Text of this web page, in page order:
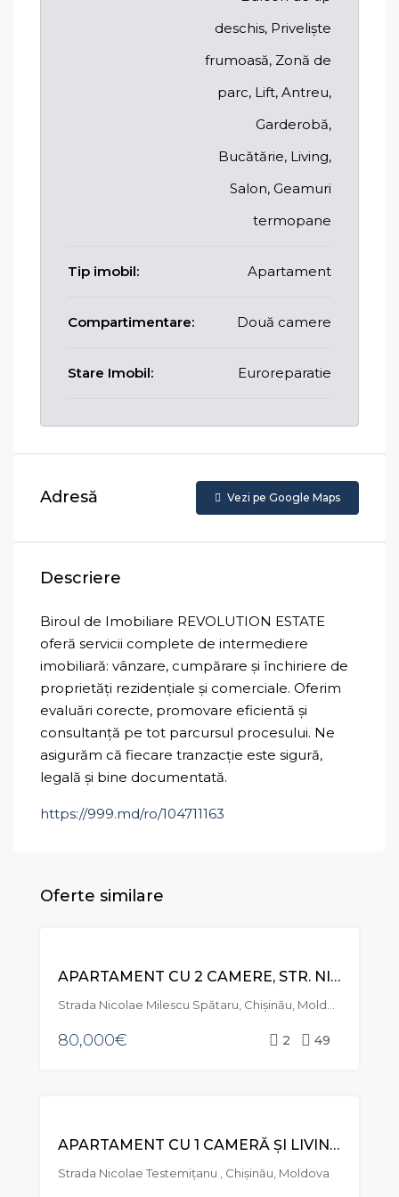
deschis, Priveliște
frumoasă, Zonă de
parc, Lift, Antreu,
Garderobă,
Bucătărie, Living,
Salon, Geamuri
termopane
Tip imobil: Apartament
Compartimentare: Două camere
Stare Imobil: Euroreparatie
Adresă Vezi pe Google Maps
Descriere
Biroul de Imobiliare REVOLUTION ESTATE
oferă servicii complete de intermediere
imobiliară: vânzare, cumpărare și închiriere de
proprietăți rezidențiale și comerciale. Oferim
evaluări corecte, promovare eficientă și
consultanță pe tot parcursul procesului. Ne
asigurăm că fiecare tranzacție este sigură,
legală și bine documentată.
https://999.md/ro/104711163
Oferte similare
APARTAMENT CU 2 CAMERE, STR. NICOLAE MILESCU SPĂTARU, CIOCANA
80,000€ 2 49
EXCLUSIVE
APARTAMENT CU 1 CAMERĂ ȘI LIVING, STR. NICOLAE TESTEMIȚANU, CENTRU
Strada Nicolae Testemițanu , Chișinău, Moldova